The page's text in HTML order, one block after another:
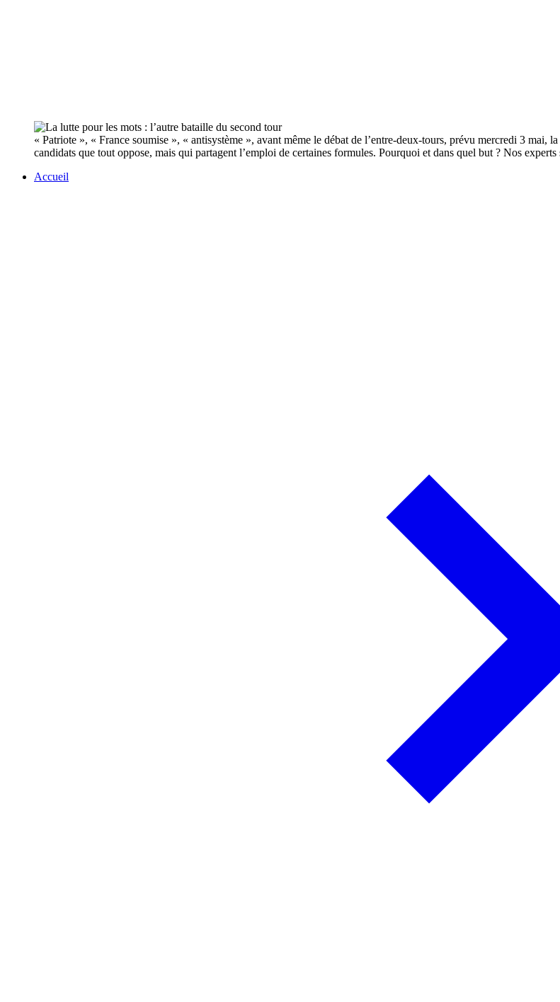
« Patriote », « France soumise », « antisystème », avant même le débat de l’entre-deux-tours, prévu mercredi 3
candidats que tout oppose, mais qui partagent l’emploi de certaines formules. Pourquoi et dans quel but ? Nos experts
Accueil